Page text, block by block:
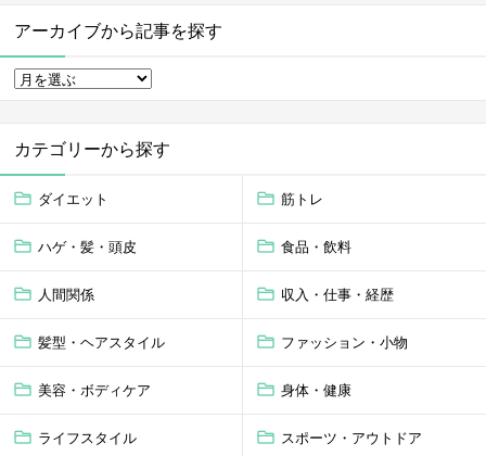
アーカイブから記事を探す
カテゴリーから探す
ダイエット 筋トレ
ハゲ・髪・頭皮 食品・飲料
人間関係 収入・仕事・経歴
髪型・ヘアスタイル ファッション・小物
美容・ボディケア 身体・健康
ライフスタイル スポーツ・アウトドア